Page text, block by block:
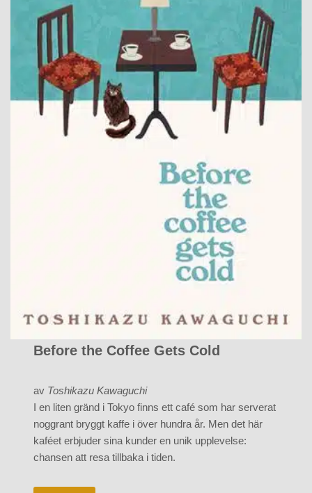
Before the Coffee Gets Cold
av Toshikazu Kawaguchi
I en liten gränd i Tokyo finns ett café som har serverat
noggrant bryggt kaffe i över hundra år. Men det här
kaféet erbjuder sina kunder en unik upplevelse:
chansen att resa tillbaka i tiden.